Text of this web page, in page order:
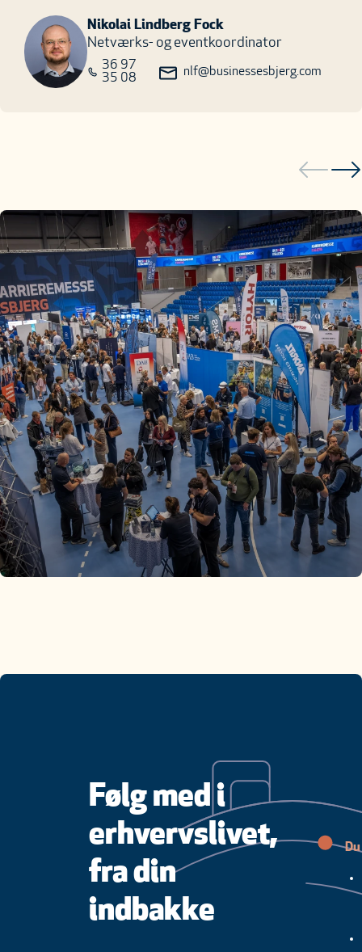
Nikolai Lindberg Fock
Netværks- og eventkoordinator
36 97
35 08
nlf@businessesbjerg.com
Følg med i
erhvervslivet,
fra din
indbakke